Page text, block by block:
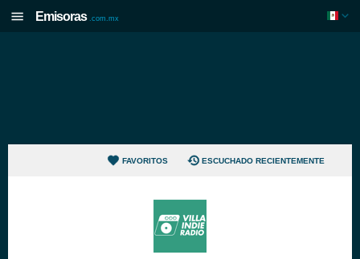
Emisoras .com.mx
FAVORITOS ESCUCHADO RECIENTEMENTE